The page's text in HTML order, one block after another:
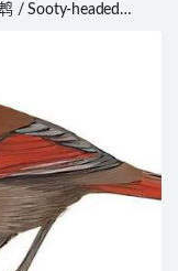
/ Sooty-headed